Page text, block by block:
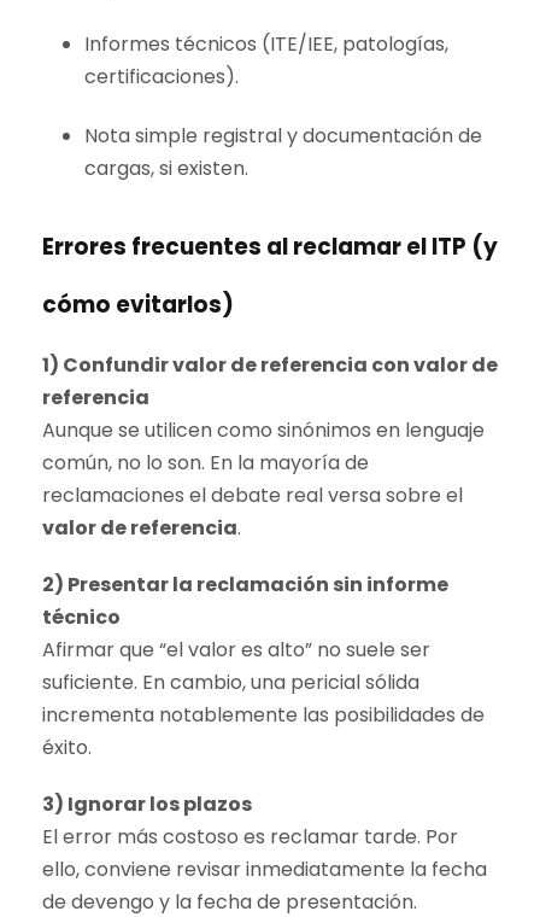
Informes técnicos (ITE/IEE, patologías,
certificaciones).
Nota simple registral y documentación de
cargas, si existen.
Errores frecuentes al reclamar el ITP (y
cómo evitarlos)
1) Confundirvalor de referencia con valor de
referencia
Aunque se utilicen como sinónimos en lenguaje
común, no lo son. En la mayoría de
reclamaciones el debate real versa sobre el
valor de referencia.
2) Presentar la reclamación sin informe
técnico
Afirmar que “el valor es alto” no suele ser
suficiente. En cambio, una pericial sólida
incrementa notablemente las posibilidades de
éxito.
3) Ignorar los plazos
El error más costoso es reclamar tarde. Por
ello, conviene revisar inmediatamente la fecha
de devengo y la fecha de presentación.